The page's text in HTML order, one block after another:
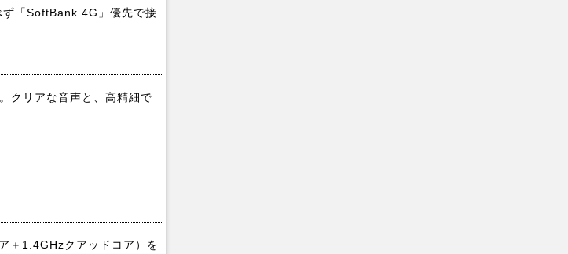
「SoftBank 4G」優先で接
クリアな音声と、高精細で
＋1.4GHzクアッドコア）を